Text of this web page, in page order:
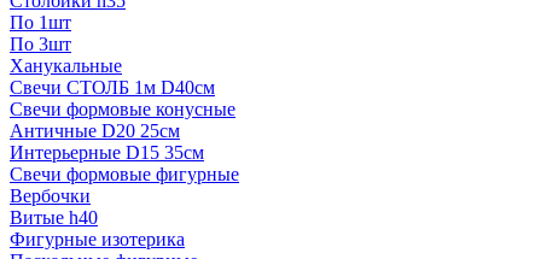
По 1шт
По 3шт
Ханукальные
Свечи СТОЛБ 1м D40см
Свечи формовые конусные
Античные D20 25см
Интерьерные D15 35см
Свечи формовые фигурные
Вербочки
Витые h40
Фигурные изотерика